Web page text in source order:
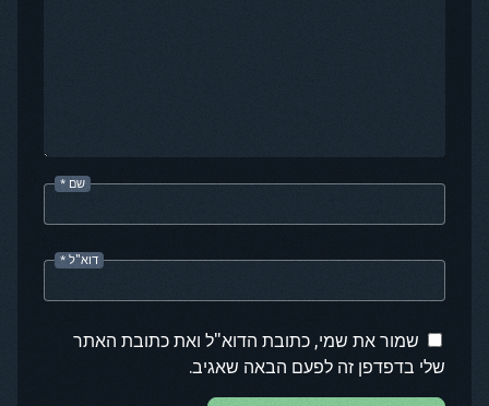
שם *
דוא"ל *
שמור את שמי, כתובת הדוא"ל ואת כתובת האתר
שלי בדפדפן זה לפעם הבאה שאגיב.